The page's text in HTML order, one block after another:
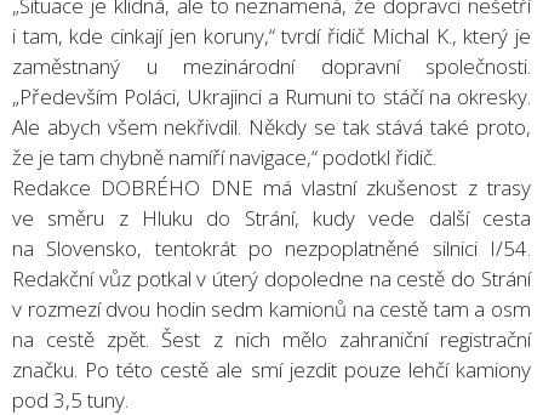
i tam, kde cinkají jen koruny,“ tvrdí řidič Michal K., který je
zaměstnaný u mezinárodní dopravní společnosti.
„Především Poláci, Ukrajinci a Rumuni to stáčí na okresky.
Ale abych všem nekřivdil. Někdy se tak stává také proto,
že je tam chybně namíří navigace,“ podotkl řidič.
Redakce DOBRÉHO DNE má vlastní zkušenost z trasy
ve směru z Hluku do Strání, kudy vede další cesta
na Slovensko, tentokrát po nezpoplatněné silnici I/54.
Redakční vůz potkal v úterý dopoledne na cestě do Strání
v rozmezí dvou hodin sedm kamionů na cestě tam a osm
na cestě zpět. Šest z nich mělo zahraniční registrační
značku. Po této cestě ale smí jezdit pouze lehčí kamiony
pod 3,5 tuny.